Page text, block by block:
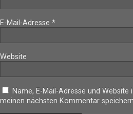
E-Mail-Adresse *
Website
Name, E-Mail-Adresse und
meinen nächsten Kommentar